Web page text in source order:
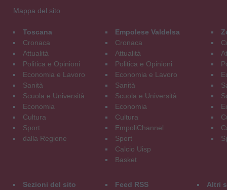
Mappa del sito
Toscana
Cronaca
Attualità
Politica e Opinioni
Economia e Lavoro
Sanità
Scuola e Università
Economia
Cultura
Sport
dalla Regione
Empolese Valdelsa
Cronaca
Attualità
Politica e Opinioni
Economia e Lavoro
Sanità
Scuola e Università
Economia
Cultura
EmpoliChannel
Sport
Calcio Uisp
Basket
Sezioni del sito
Feed RSS
Altri